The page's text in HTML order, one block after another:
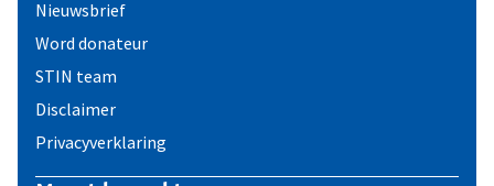
Nieuwsbrief
Word donateur
STIN team
Disclaimer
Privacyverklaring